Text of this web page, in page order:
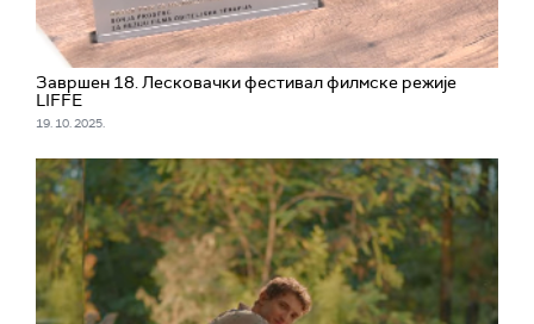
Завршен 18. Лесковачки фестивал филмске режије
LIFFE
19. 10. 2025.